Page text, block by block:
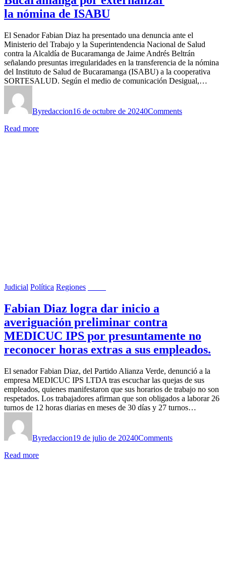
la nómina de ISABU
El Senador Fabian Diaz ha presentado una denuncia ante el
Ministerio del Trabajo y la Superintendencia Nacional de Salud
contra la Alcaldía de Bucaramanga de Jaime Andrés Beltrán
señalando presuntas irregularidades en la transferencia de la nómina
del Instituto de Salud de Bucaramanga (ISABU) a la cooperativa
SORTESALUD. Según el medio de comunicación Desigual,…
Byredaccion16 de octubre de 20240Comments
Read more
Judicial Política Regiones
Fabian Diaz logra dar inicio a
averiguación preliminar contra
MEDICUC IPS por presuntamente no
reconocer horas extras a sus empleados.
El senador Fabian Diaz, del Partido Alianza Verde, denunció a la
empresa MEDICUC IPS LTDA tras escuchar las quejas de sus
empleados, quienes manifestaron que sus horarios de trabajo no son
respetados. Los trabajadores afirman que son obligados a laborar 26
turnos de 12 horas diarias en meses de 30 días y 27 turnos…
Byredaccion19 de julio de 20240Comments
Read more